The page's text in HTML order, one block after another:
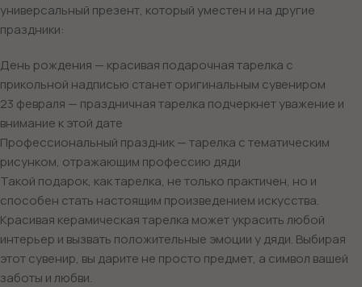
универсальный презент, который уместен и на другие
праздники:
День рождения — красивая подарочная тарелка с
прикольной надписью станет оригинальным сувениром
23 февраля — праздничная тарелка подчеркнет уважение и
внимание к этой дате
Профессиональный праздник — тарелка с тематическим
рисунком, отражающим профессию дяди
Такой подарок, как тарелка, не только практичен, но и
способен стать настоящим произведением искусства.
Красивая керамическая тарелка может украсить любой
интерьер и вызвать положительные эмоции у дяди. Выбирая
этот сувенир, вы дарите не просто предмет, а символ вашей
заботы и любви.